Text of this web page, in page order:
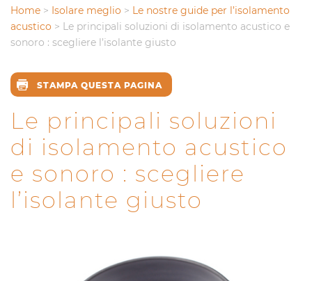
Home > Isolare meglio > Le nostre guide per l’isolamento
acustico > Le principali soluzioni di isolamento acustico e
sonoro : scegliere l’isolante giusto
STAMPA QUESTA PAGINA
Le principali soluzioni
di isolamento acustico
e sonoro : scegliere
l’isolante giusto